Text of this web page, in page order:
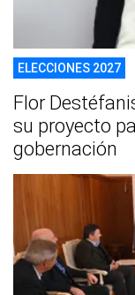
ELECCIONES 2027
Flor
su proyecto
gobernación